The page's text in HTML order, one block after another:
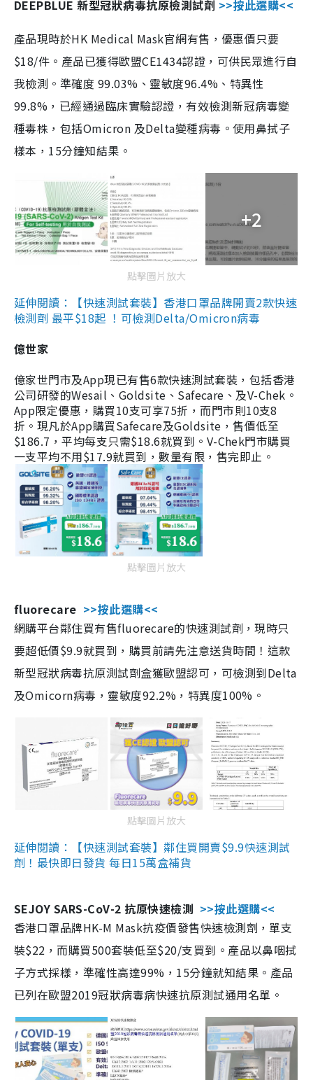
DEEPBLUE 新型冠狀病毒抗原檢測試劑 >>按此選購<<
產品現時於HK Medical Mask官網有售，優惠價只要
$18/件。產品已獲得歐盟CE1434認證，可供民眾進行自
我檢測。準確度 99.03%、靈敏度96.4%、特異性
99.8%，已經通過臨床實驗認證，有效檢測新冠病毒變
種毒株，包括Omicron 及Delta變種病毒。使用鼻拭子
樣本，15分鐘知結果。
+2
點擊圖片放大
延伸閱讀：【快速測試套裝】香港口罩品牌開賣2款快速
檢測劑 最平$18起 ！可檢測Delta/Omicron病毒
億世家
億家世門市及App現已有售6款快速測試套裝，包括香港
公司研發的Wesail、Goldsite、Safecare、及V-Chek。
App限定優惠，購買10支可享75折，而門市則10支8
折。現凡於App購買Safecare及Goldsite，售價低至
$186.7，平均每支只需$18.6就買到。V-Chek門市購買
一支平均不用$17.9就買到，數量有限，售完即止。
點擊圖片放大
fluorecare >>按此選購<<
網購平台鄰住買有售fluorecare的快速測試劑，現時只
要超低價$9.9就買到，購買前請先注意送貨時間！這款
新型冠狀病毒抗原測試劑盒獲歐盟認可，可檢測到Delta
及Omicorn病毒，靈敏度92.2%，特異度100%。
點擊圖片放大
延伸閱讀：【快速測試套裝】鄰住買開賣$9.9快速測試
劑！最快即日發貨 每日15萬盒補貨
SEJOY SARS-CoV-2 抗原快速檢測 >>按此選購<<
香港口罩品牌HK-M Mask抗疫價發售快速檢測劑，單支
裝$22，而購買500套裝低至$20/支買到。產品以鼻咽拭
子方式採樣，準確性高達99%，15分鐘就知結果。產品
已列在歐盟2019冠狀病毒病快速抗原測試通用名單。